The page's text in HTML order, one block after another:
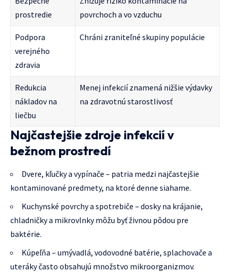
prostredie
povrchoch a vo vzduchu
Podpora
verejného
zdravia
Chráni zraniteľné skupiny populácie
Redukcia
nákladov na
liečbu
Menej infekcií znamená nižšie výdavky
na zdravotnú starostlivosť
Najčastejšie zdroje infekcií v
bežnom prostredí
Dvere, kľučky a vypínače – patria medzi najčastejšie
kontaminované predmety, na ktoré denne siahame.
Kuchynské povrchy a spotrebiče – dosky na krájanie,
chladničky a mikrovlnky môžu byť živnou pôdou pre
baktérie.
Kúpeľňa – umývadlá, vodovodné batérie, splachovače a
uteráky často obsahujú množstvo mikroorganizmov.